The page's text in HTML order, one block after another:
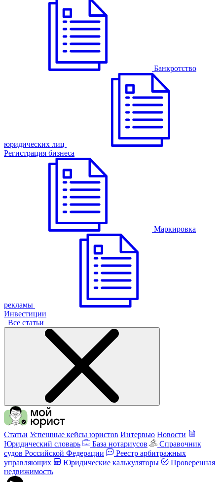
Банкротство
юридических лиц
Регистрация бизнеса
Маркировка
рекламы
Инвестиции
Все статьи
Статьи Успешные кейсы юристов Интервью Новости
Юридический словарь
База нотариусов
Справочник
судов Российской Федерации
Реестр арбитражных
управляющих
Юридические калькуляторы
Проверенная
недвижимость